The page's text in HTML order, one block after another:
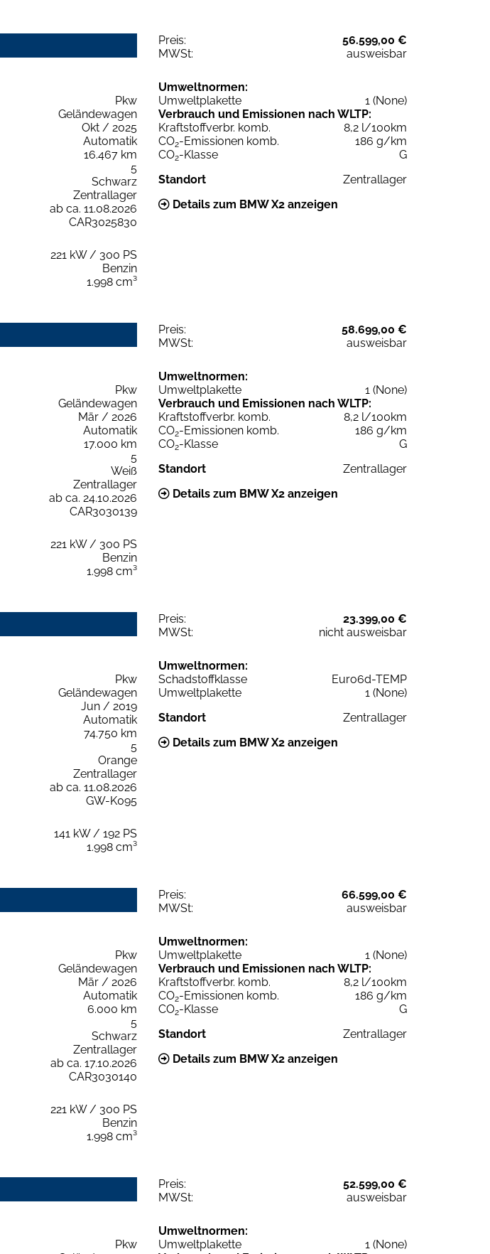
Preis:
56.599,00 €
MWSt:
ausweisbar
Pkw
Geländewagen
Okt / 2025
Automatik
16.467 km
5
Schwarz
Zentrallager
ab ca. 11.08.2026
CAR3025830
221 kW / 300 PS
Benzin
1.998 cm³
Umweltnormen:
Umweltplakette
1 (None)
Verbrauch und Emissionen nach WLTP:
Kraftstoffverbr. komb.
8,2 l/100km
CO2-Emissionen komb.
186 g/km
CO2-Klasse
G
Standort
Zentrallager
Details zum BMW X2 anzeigen
Preis:
58.699,00 €
MWSt:
ausweisbar
Pkw
Geländewagen
Mär / 2026
Automatik
17.000 km
5
Weiß
Zentrallager
ab ca. 24.10.2026
CAR3030139
221 kW / 300 PS
Benzin
1.998 cm³
Umweltnormen:
Umweltplakette
1 (None)
Verbrauch und Emissionen nach WLTP:
Kraftstoffverbr. komb.
8,2 l/100km
CO2-Emissionen komb.
186 g/km
CO2-Klasse
G
Standort
Zentrallager
Details zum BMW X2 anzeigen
Preis:
23.399,00 €
MWSt:
nicht ausweisbar
Pkw
Geländewagen
Jun / 2019
Automatik
74.750 km
5
Orange
Zentrallager
ab ca. 11.08.2026
GW-K095
141 kW / 192 PS
1.998 cm³
Umweltnormen:
Schadstoffklasse
Euro6d-TEMP
Umweltplakette
1 (None)
Standort
Zentrallager
Details zum BMW X2 anzeigen
Preis:
66.599,00 €
MWSt:
ausweisbar
Pkw
Geländewagen
Mär / 2026
Automatik
6.000 km
5
Schwarz
Zentrallager
ab ca. 17.10.2026
CAR3030140
221 kW / 300 PS
Benzin
1.998 cm³
Umweltnormen:
Umweltplakette
1 (None)
Verbrauch und Emissionen nach WLTP:
Kraftstoffverbr. komb.
8,2 l/100km
CO2-Emissionen komb.
186 g/km
CO2-Klasse
G
Standort
Zentrallager
Details zum BMW X2 anzeigen
Preis:
52.599,00 €
MWSt:
ausweisbar
Pkw
Umweltnormen:
Umweltplakette
1 (None)